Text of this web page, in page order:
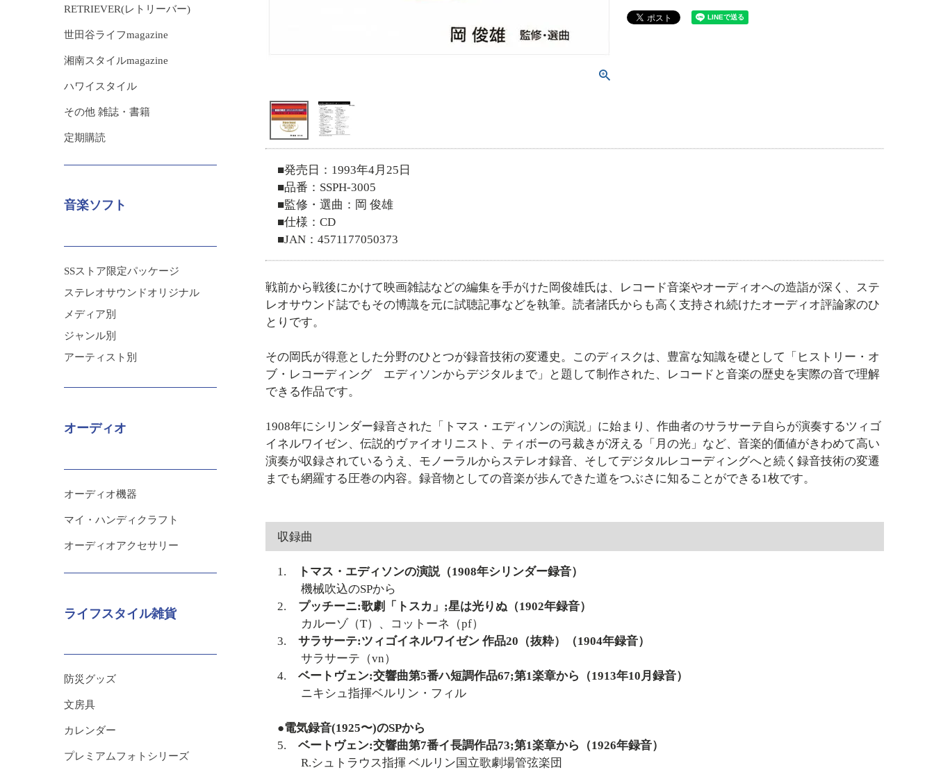
RETRIEVER(レトリーバー)
世田谷ライフmagazine
湘南スタイルmagazine
ハワイスタイル
その他 雑誌・書籍
定期購読
音楽ソフト
SSストア限定パッケージ
ステレオサウンドオリジナル
メディア別
ジャンル別
アーティスト別
オーディオ
オーディオ機器
マイ・ハンディクラフト
オーディオアクセサリー
ライフスタイル雑貨
防災グッズ
文房具
カレンダー
プレミアムフォトシリーズ
■発売日：1993年4月25日
■品番：SSPH-3005
■監修・選曲：岡 俊雄
■仕様：CD
■JAN：4571177050373
戦前から戦後にかけて映画雑誌などの編集を手がけた岡俊雄氏は、レコード音楽やオーディオへの造詣が深く、ステ
レオサウンド誌でもその博識を元に試聴記事などを執筆。読者諸氏からも高く支持され続けたオーディオ評論家のひ
とりです。
その岡氏が得意とした分野のひとつが録音技術の変遷史。このディスクは、豊富な知識を礎として「ヒストリー・オ
ブ・レコーディング エディソンからデジタルまで」と題して制作された、レコードと音楽の歴史を実際の音で理解
できる作品です。
1908年にシリンダー録音された「トマス・エディソンの演説」に始まり、作曲者のサラサーテ自らが演奏するツィゴ
イネルワイゼン、伝説的ヴァイオリニスト、ティボーの弓裁きが冴える「月の光」など、音楽的価値がきわめて高い
演奏が収録されているうえ、モノーラルからステレオ録音、そしてデジタルレコーディングへと続く録音技術の変遷
までも網羅する圧巻の内容。録音物としての音楽が歩んできた道をつぶさに知ることができる1枚です。
収録曲
1.
トマス・エディソンの演説（1908年シリンダー録音）
機械吹込のSPから
2. プッチーニ:歌劇「トスカ」;星は光りぬ（1902年録音）
カルーゾ（T）、コットーネ（pf）
3. サラサーテ:ツィゴイネルワイゼン 作品20（抜粋）（1904年録音）
サラサーテ（vn）
4. ベートヴェン:交響曲第5番ハ短調作品67;第1楽章から（1913年10月録音）
ニキシュ指揮ベルリン・フィル
●電気録音(1925〜)のSPから
5. ベートヴェン:交響曲第7番イ長調作品73;第1楽章から（1926年録音）
R.シュトラウス指揮 ベルリン国立歌劇場管弦楽団